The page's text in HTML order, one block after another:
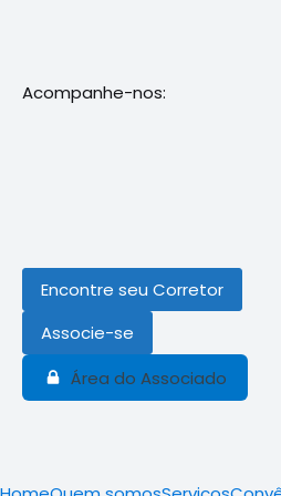
Acompanhe-nos:
Encontre seu Corretor
Associe-se
Área do Associado